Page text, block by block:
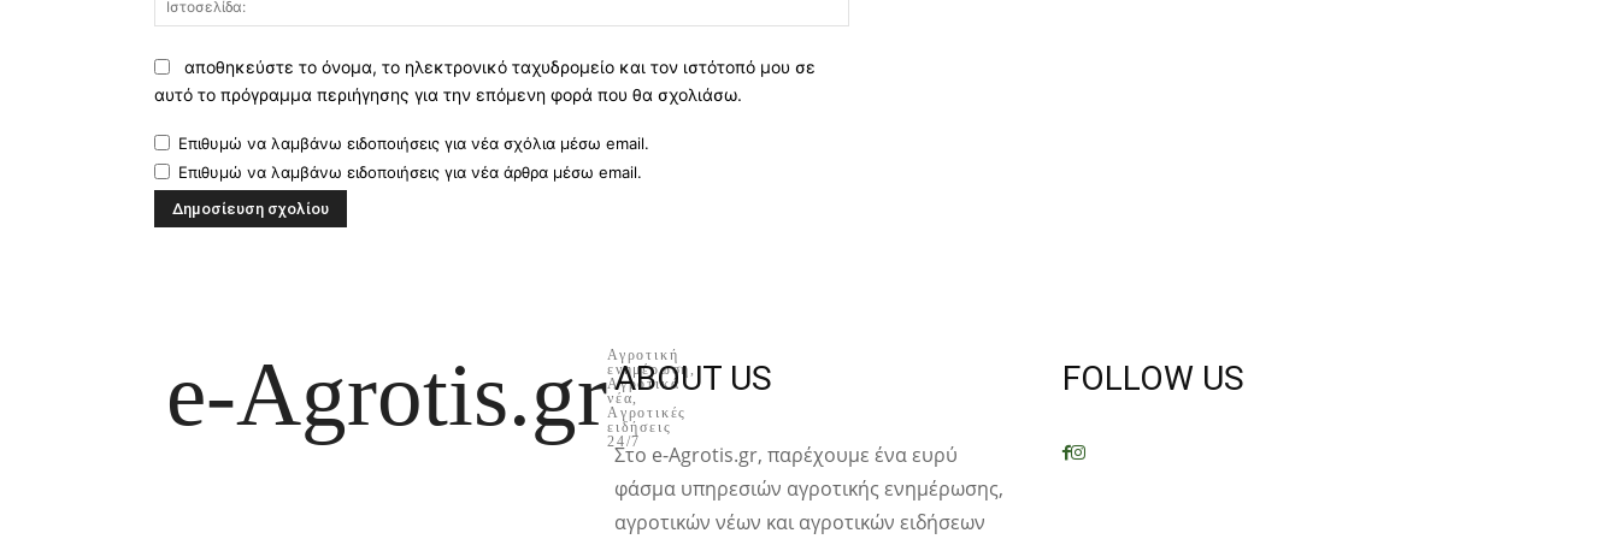
αποθηκεύστε το όνομα, το ηλεκτρονικό ταχυδρομείο και τον ιστότοπό μου σε
αυτό το πρόγραμμα περιήγησης για την επόμενη φορά που θα σχολιάσω.
Επιθυμώ να λαμβάνω ειδοποιήσεις για νέα σχόλια μέσω email.
Επιθυμώ να λαμβάνω ειδοποιήσεις για νέα άρθρα μέσω email.
e-Agrotis.grΑγροτική
ενημέρωση,
Aγροτικά
νέα,
Aγροτικές
ειδήσεις
24/7
ABOUT US
Στο e-Agrotis.gr, παρέχουμε ένα ευρύ
φάσμα υπηρεσιών αγροτικής ενημέρωσης,
αγροτικών νέων και αγροτικών ειδήσεων
FOLLOW US